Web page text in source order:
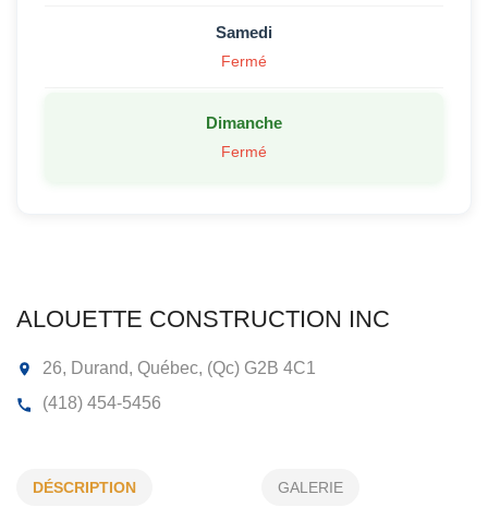
ALOUETTE CONSTRUCTION INC
DÉSCRIPTION GALERIE
Samedi
Fermé
Dimanche
Fermé